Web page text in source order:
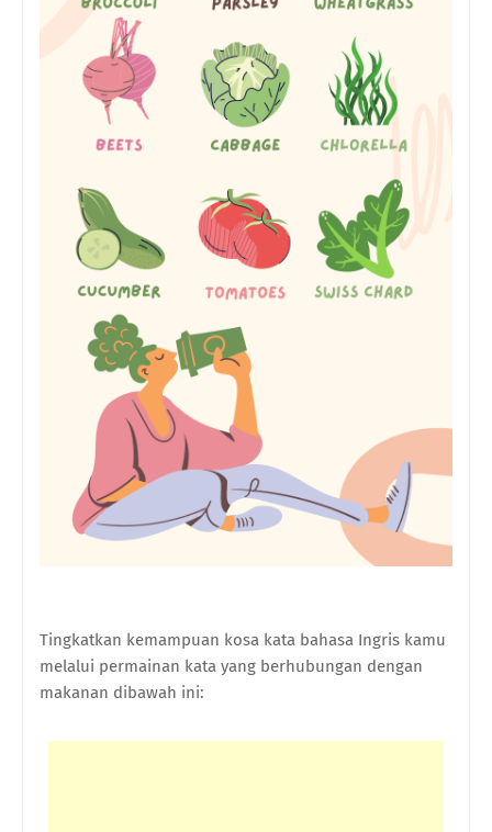
Tingkatkan kemampuan kosa kata bahasa Ingris kamu
melalui permainan kata yang berhubungan dengan
makanan dibawah ini: